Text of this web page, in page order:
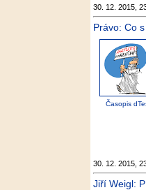
30. 12. 2015,
Právo: Co
Časopis
30. 12. 2015,
Jiří Weigl: